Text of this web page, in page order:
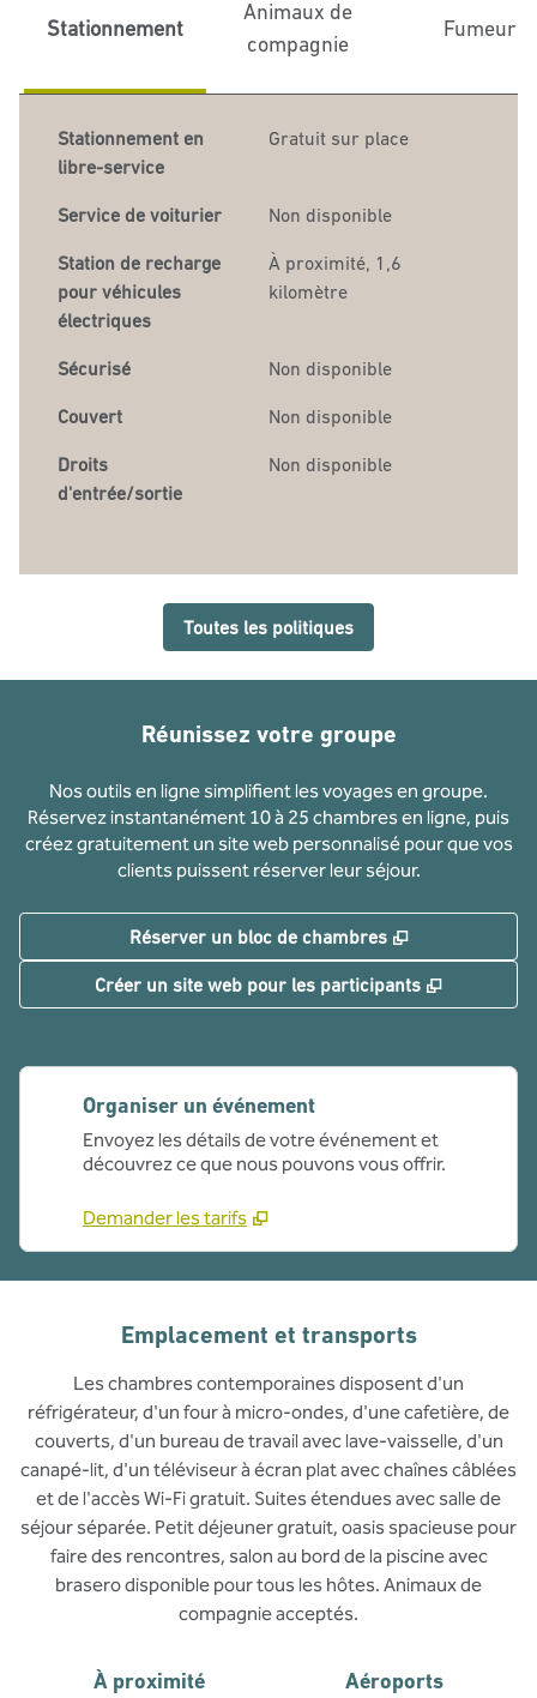
Stationnement
Animaux de
compagnie
Fumeur
Stationnement en
libre-service
Gratuit sur place
Service de voiturier Non disponible
Station de recharge
pour véhicules
électriques
À proximité, 1,6
kilomètre
Sécurisé Non disponible
Couvert Non disponible
Droits
d'entrée/sortie
Non disponible
Toutes les politiques
Réunissez votre groupe
Nos outils en ligne simplifient les voyages en groupe.
Réservez instantanément 10 à 25 chambres en ligne, puis
créez gratuitement un site web personnalisé pour que vos
clients puissent réserver leur séjour.
Réserver un bloc de chambres ,
Créer un site web pour les participants ,
Organiser un événement
Envoyez les détails de votre événement et
découvrez ce que nous pouvons vous offrir.
Demander les tarifs
Emplacement et transports
Les chambres contemporaines disposent d'un
réfrigérateur, d'un four à micro-ondes, d'une cafetière, de
couverts, d'un bureau de travail avec lave-vaisselle, d'un
canapé-lit, d'un téléviseur à écran plat avec chaînes câblées
et de l'accès Wi-Fi gratuit. Suites étendues avec salle de
séjour séparée. Petit déjeuner gratuit, oasis spacieuse pour
faire des rencontres, salon au bord de la piscine avec
brasero disponible pour tous les hôtes. Animaux de
compagnie acceptés.
À proximité Aéroports